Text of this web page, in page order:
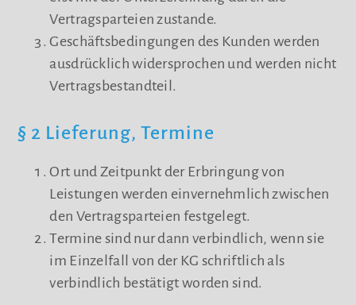
Vertragsparteien zustande.
Geschäftsbedingungen des Kunden werden
ausdrücklich widersprochen und werden nicht
Vertragsbestandteil.
§ 2 Lieferung, Termine
Ort und Zeitpunkt der Erbringung von
Leistungen werden einvernehmlich zwischen
den Vertragsparteien festgelegt.
Termine sind nur dann verbindlich, wenn sie
im Einzelfall von der KG schriftlich als
verbindlich bestätigt worden sind.